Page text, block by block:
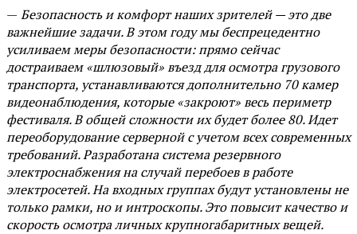
— Безопасность и комфорт наших зрителей — это две
важнейшие задачи. В этом году мы беспрецедентно
усиливаем меры безопасности: прямо сейчас
достраиваем «шлюзовый» въезд для осмотра грузового
транспорта, устанавливаются дополнительно 70 камер
видеонаблюдения, которые «закроют» весь периметр
фестиваля. В общей сложности их будет более 80. Идет
переоборудование серверной с учетом всех современных
требований. Разработана система резервного
электроснабжения на случай перебоев в работе
электросетей. На входных группах будут установлены не
только рамки, но и интроскопы. Это повысит качество и
скорость осмотра личных крупногабаритных вещей.